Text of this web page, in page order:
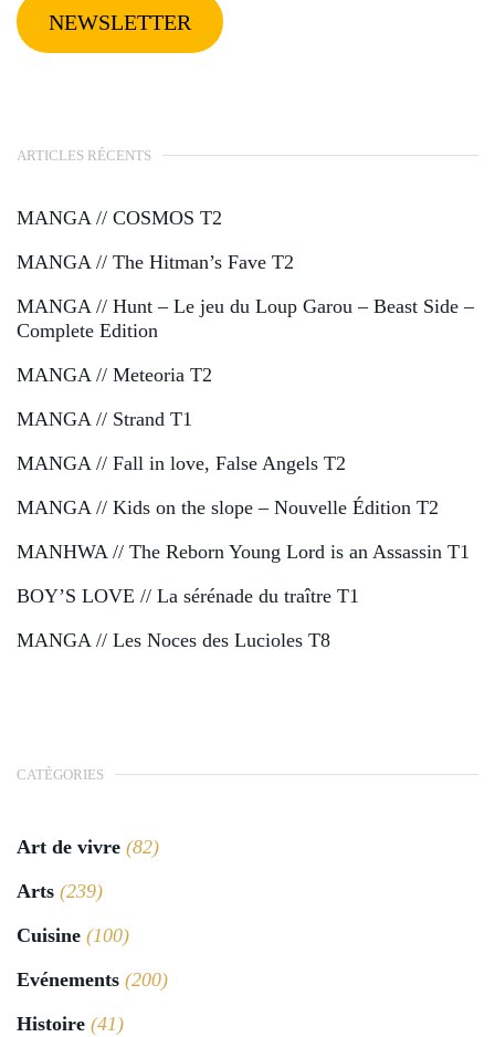
NEWSLETTER
ARTICLES RÉCENTS
MANGA // COSMOS T2
MANGA // The Hitman’s Fave T2
MANGA // Hunt – Le jeu du Loup Garou – Beast Side –
Complete Edition
MANGA // Meteoria T2
MANGA // Strand T1
MANGA // Fall in love, False Angels T2
MANGA // Kids on the slope – Nouvelle Édition T2
MANHWA // The Reborn Young Lord is an Assassin T1
BOY’S LOVE // La sérénade du traître T1
MANGA // Les Noces des Lucioles T8
CATÉGORIES
Art de vivre (82)
Arts (239)
Cuisine (100)
Evénements (200)
Histoire (41)